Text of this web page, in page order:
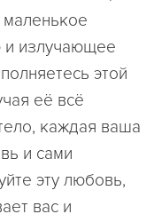
маленькое
и излучающее
этой
её всё
каждая ваша
и сами
эту любовь,
вас и